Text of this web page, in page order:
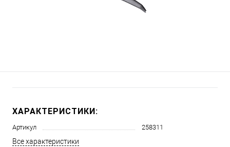
ХАРАКТЕРИСТИКИ:
Артикул 258311
Все характеристики